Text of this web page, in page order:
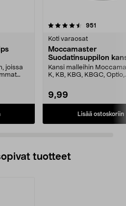
joissa
951
Koti varaosat
Moccamaster
Suodatinsuppilon
Kansi malleihin
K, KB, KBG, KBGC, Optio,
9,99
Lisää ostoskoriin
4.5 viidestä
tuotteet